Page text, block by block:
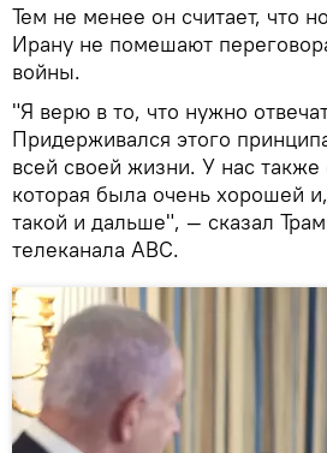
Тем не менее он считает, что
Ирану не помешают
войны.
"Я верю в то, что нужно
Придерживался этого
всей своей жизни. У нас также
которая была очень хорошей
такой и дальше", — сказал
телеканала ABC.